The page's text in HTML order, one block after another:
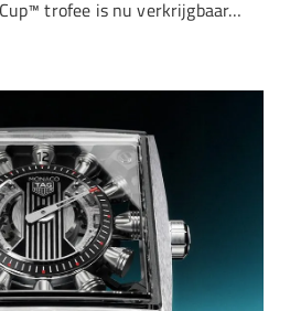
trofee is nu verkrijgbaar…